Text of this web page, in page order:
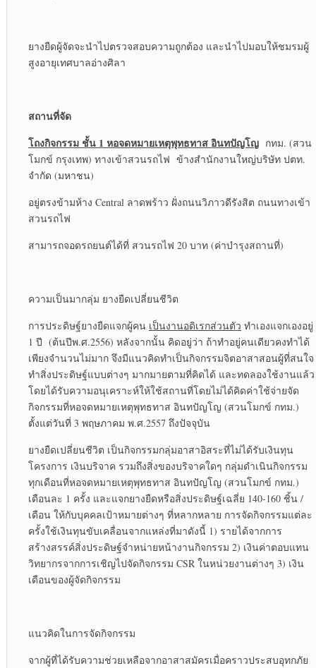
ยางยืดผู้จัดจะนำไปตรวจสอบความถูกต้อง และนำไปมอบให้ชมรมผู้
สูงอายุเทศบาลอ่างศิลา
สถานที่จัด
โถงกิจกรรม ชั้น 1 หอจดหมายเหตุพุทธทาส อินทปัญโญกทม. (สวน
โมกข์ กรุงเทพ) ทางเข้าสวนรถไฟ ข้างสำนักงานใหญ่บริษัท ปตท.
จำกัด (มหาชน)
อยู่ตรงข้ามห้าง Central ลาดพร้าว ฝั่งถนนวิภาวดีรังสิต ถนนทางเข้า
สวนรถไฟ
สามารถจอดรถยนต์ได้ที่ สวนรถไฟ 20 บาท (ค่าบำรุงสถานที่)
ความเป็นมากลุ่ม ยางยืดเปลี่ยนชีวิต
การประดิษฐ์ยางยืดแจกผู้คน เป็นงานอดิเรกส่วนตัว ทำเองแจกเองอยู่
1 ปี (ต้นปีพ.ศ.2556) หลังจากนั้น คิดอยู่ว่า ถ้าทำอยู่คนเดียวคงทำได้
เพียงจำนวนไม่มาก จึงมีแนวคิดทำเป็นกิจกรรมจิตอาสาสอนผู้ที่สนใจ
ทำสิ่งประดิษฐ์แบบต่างๆ มากมายตามที่คิดได้ และทดลองใช้งานแล้ว
โดยได้รับความอนุเคราะห์ให้ใช้สถานที่โดยไม่ได้คิดค่าใช้จ่ายจัด
กิจกรรมที่หอจดหมายเหตุพุทธทาส อินทปัญโญ (สวนโมกข์ กทม.)
ตั้งแต่วันที่ 3 พฤษภาคม พ.ศ.2557 ถึงปัจจุบัน
ยางยืดเปลี่ยนชีวิต เป็นกิจกรรมกลุ่มอาสาอิสระที่ไม่ได้รับเงินทุน
โครงการ เงินบริจาค รวมถึงสิ่งของบริจาคใดๆ กลุ่มดำเนินกิจกรรม
ทุกเดือนที่หอจดหมายเหตุพุทธทาส อินทปัญโญ (สวนโมกข์ กทม.)
เดือนละ 1 ครั้ง และแจกยางยืดหรือสิ่งประดิษฐ์เฉลี่ย 140-160 ชิ้น /
เดือน ให้กับบุคคลเป้าหมายต่างๆ ที่หลากหลาย การจัดกิจกรรมแต่ละ
ครั้งใช้เงินทุนขับเคลื่อนจากแหล่งที่มาดังนี้ 1) รายได้จากการ
สร้างสรรค์สิ่งประดิษฐ์จำหน่ายหน้างานกิจกรรม 2) เงินค่าตอบแทน
วิทยากรจากการเชิญไปจัดกิจกรรม CSR ในหน่วยงานต่างๆ 3) เงิน
เดือนของผู้จัดกิจกรรม
แนวคิดในการจัดกิจกรรม
จากผู้ที่ได้รับความช่วยเหลือจากอาสาสมัครเมื่อคราวประสบอุทกภัย